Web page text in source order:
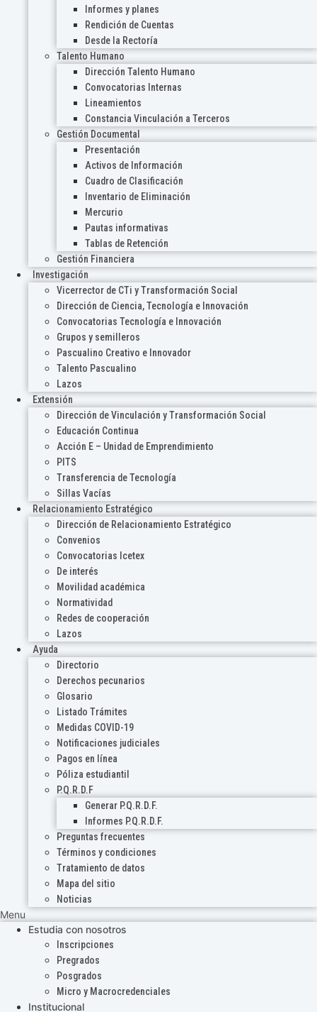
Informes y planes
Rendición de Cuentas
Desde la Rectoría
Talento Humano
Dirección Talento Humano
Convocatorias Internas
Lineamientos
Constancia Vinculación a Terceros
Gestión Documental
Presentación
Activos de Información
Cuadro de Clasificación
Inventario de Eliminación
Mercurio
Pautas informativas
Tablas de Retención
Gestión Financiera
Investigación
Vicerrector de CTi y Transformación Social
Dirección de Ciencia, Tecnología e Innovación
Convocatorias Tecnología e Innovación
Grupos y semilleros
Pascualino Creativo e Innovador
Talento Pascualino
Lazos
Extensión
Dirección de Vinculación y Transformación Social
Educación Continua
Acción E – Unidad de Emprendimiento
PITS
Transferencia de Tecnología
Sillas Vacías
Relacionamiento Estratégico
Dirección de Relacionamiento Estratégico
Convenios
Convocatorias Icetex
De interés
Movilidad académica
Normatividad
Redes de cooperación
Lazos
Ayuda
Directorio
Derechos pecunarios
Glosario
Listado Trámites
Medidas COVID-19
Notificaciones judiciales
Pagos en línea
Póliza estudiantil
P.Q.R.D.F
Generar P.Q.R.D.F.
Informes P.Q.R.D.F.
Preguntas frecuentes
Términos y condiciones
Tratamiento de datos
Mapa del sitio
Noticias
Menu
Estudia con nosotros
Inscripciones
Pregrados
Posgrados
Micro y Macrocredenciales
Institucional